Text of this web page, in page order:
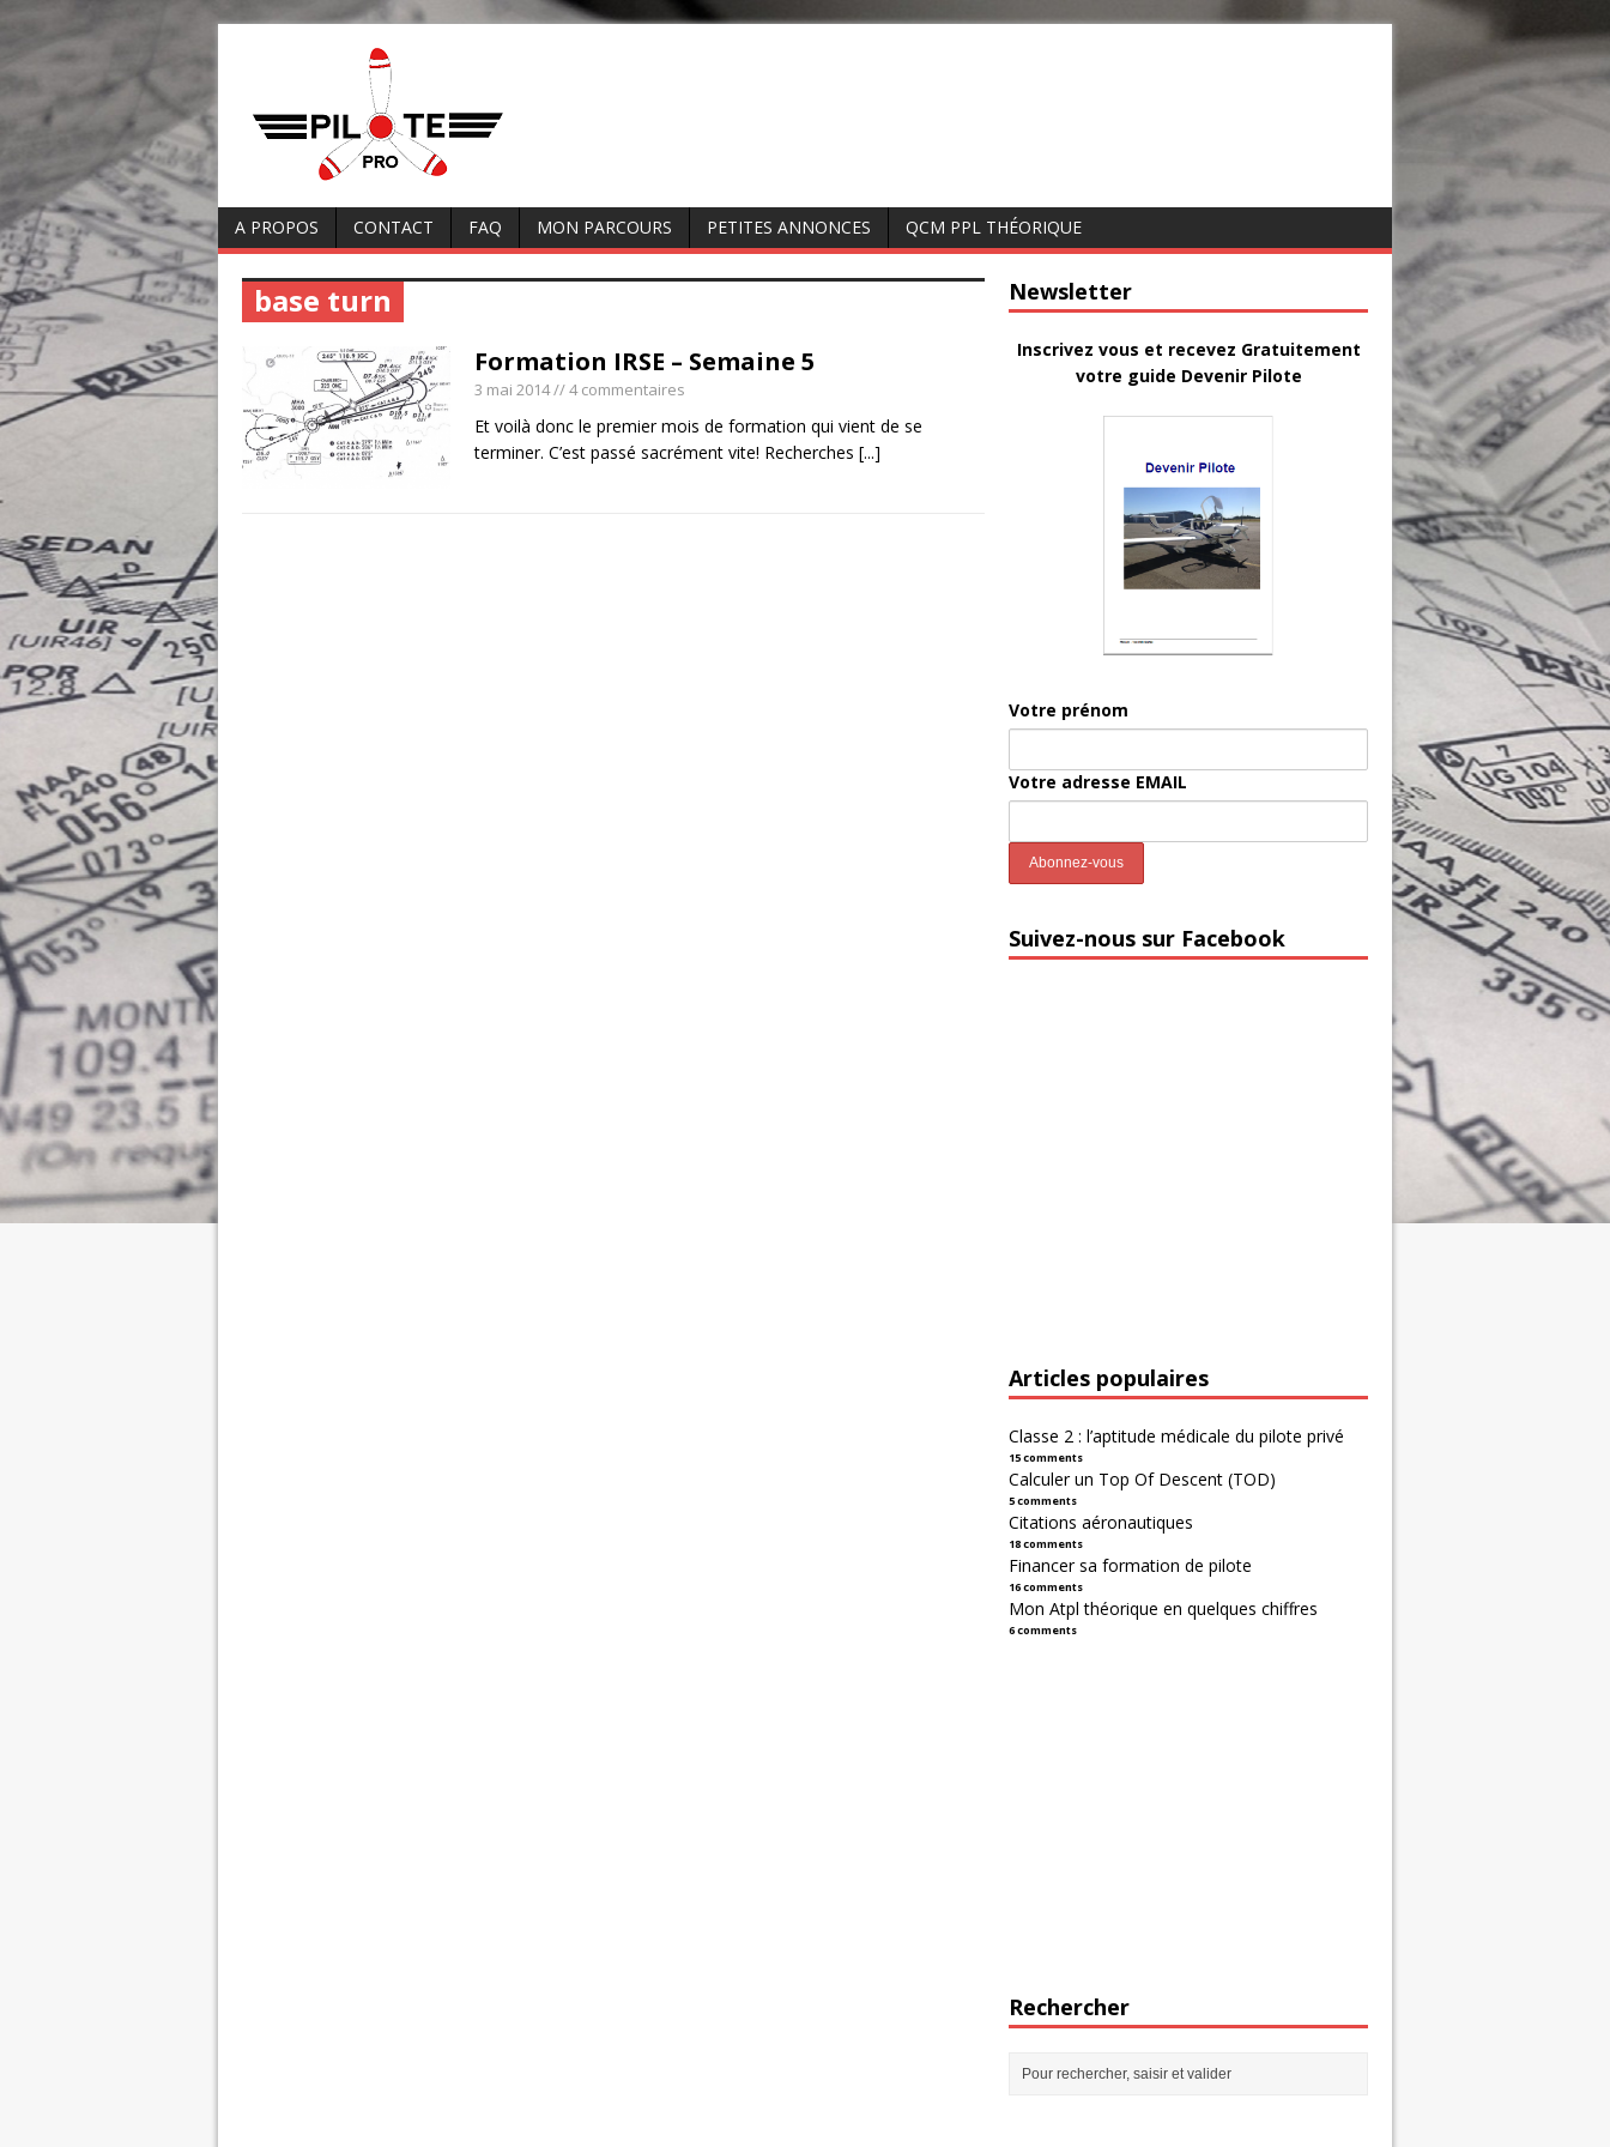
A PROPOS CONTACT FAQ MON PARCOURS PETITES ANNONCES QCM PPL THÉORIQUE
base turn
Formation IRSE – Semaine 5
3 mai 2014// 4 commentaires
Et voilà donc le premier mois de formation qui vient de se
terminer. C’est passé sacrément vite! Recherches [...]
Newsletter
Inscrivez vous et recevez Gratuitement
votre guide Devenir Pilote
Votre prénom
Votre adresse EMAIL
Suivez-nous sur Facebook
Articles populaires
Classe 2 : l’aptitude médicale du pilote privé
15 comments
Calculer un Top Of Descent (TOD)
5 comments
Citations aéronautiques
18 comments
Financer sa formation de pilote
16 comments
Mon Atpl théorique en quelques chiffres
6 comments
Rechercher